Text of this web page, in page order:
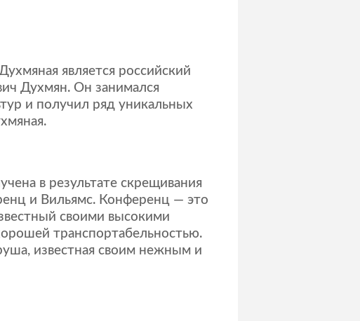
является российский
Духмян. Он занимался
и получил ряд уникальных
в результате скрещивания
и Вильямс. Конференц — это
своими высокими
транспортабельностью.
известная своим нежным и